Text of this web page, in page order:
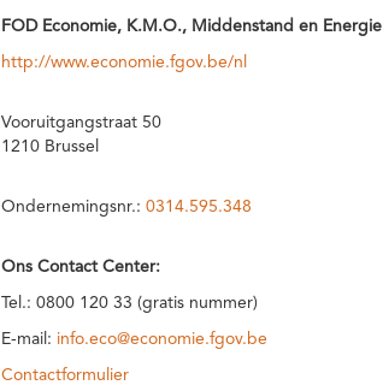
FOD Economie, K.M.O., Middenstand en Energie
http://www.economie.fgov.be/nl
Vooruitgangstraat 50
1210 Brussel
Ondernemingsnr.: 0314.595.348
Ons Contact Center:
Tel.: 0800 120 33 (gratis nummer)
E-mail: info.eco@economie.fgov.be
Contactformulier